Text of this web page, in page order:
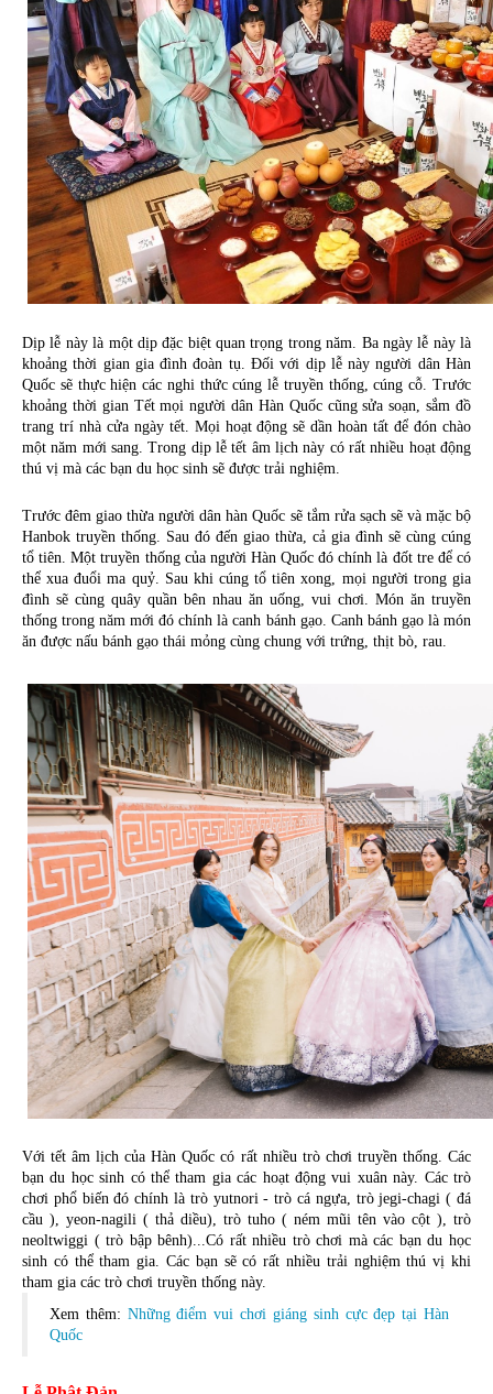
Dịp lễ này là một dịp đặc biệt quan trọng trong năm. Ba ngày lễ này là
khoảng thời gian gia đình đoàn tụ. Đối với dịp lễ này người dân Hàn
Quốc sẽ thực hiện các nghi thức cúng lễ truyền thống, cúng cỗ. Trước
khoảng thời gian Tết mọi người dân Hàn Quốc cũng sửa soạn, sắm đồ
trang trí nhà cửa ngày tết. Mọi hoạt động sẽ dần hoàn tất để đón chào
một năm mới sang. Trong dịp lễ tết âm lịch này có rất nhiều hoạt động
thú vị mà các bạn du học sinh sẽ được trải nghiệm.
Trước đêm giao thừa người dân hàn Quốc sẽ tắm rửa sạch sẽ và mặc bộ
Hanbok truyền thống. Sau đó đến giao thừa, cả gia đình sẽ cùng cúng
tổ tiên. Một truyền thống của người Hàn Quốc đó chính là đốt tre để có
thể xua đuổi ma quỷ. Sau khi cúng tổ tiên xong, mọi người trong gia
đình sẽ cùng quây quần bên nhau ăn uống, vui chơi. Món ăn truyền
thống trong năm mới đó chính là canh bánh gạo. Canh bánh gạo là món
ăn được nấu bánh gạo thái mỏng cùng chung với trứng, thịt bò, rau.
Với tết âm lịch của Hàn Quốc có rất nhiều trò chơi truyền thống. Các
bạn du học sinh có thể tham gia các hoạt động vui xuân này. Các trò
chơi phổ biến đó chính là trò yutnori - trò cá ngựa, trò jegi-chagi ( đá
cầu ), yeon-nagili ( thả diều), trò tuho ( ném mũi tên vào cột ), trò
neoltwiggi ( trò bập bênh)...Có rất nhiều trò chơi mà các bạn du học
sinh có thể tham gia. Các bạn sẽ có rất nhiều trải nghiệm thú vị khi
tham gia các trò chơi truyền thống này.
Xem thêm: Những điểm vui chơi giáng sinh cực đẹp tại Hàn
Quốc